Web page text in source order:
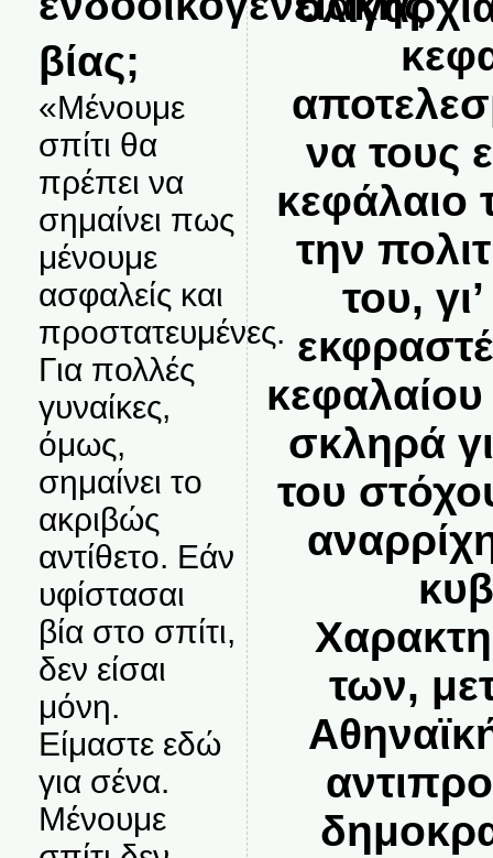
βίας;
«Μένουμε
σπίτι θα
πρέπει να
σημαίνει πως
μένουμε
ασφαλείς και
προστατευμένες.
Για πολλές
γυναίκες,
όμως,
σημαίνει το
ακριβώς
αντίθετο. Εάν
υφίστασαι
βία στο σπίτι,
δεν είσαι
μόνη.
Είμαστε εδώ
για σένα.
Μένουμε
να τους
κεφάλαιο
την
του,
κεφαλαίου
σκληρά
του
των,